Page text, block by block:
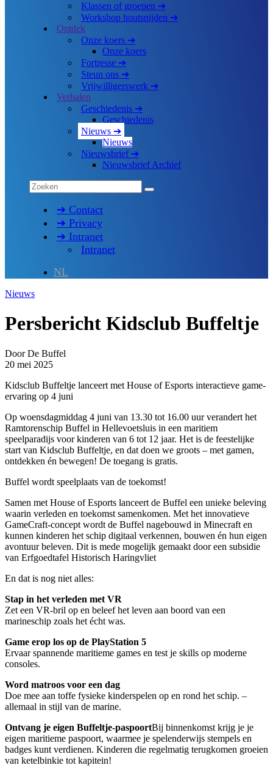
Klassen of groepen ➔
Workshop houtsnijden ➔
Ontdek
Onze koers ➔
Onze koers
Fortresse ➔
Steun ons ➔
Vrijwilligerswerk ➔
Verhalen
Geschiedenis ➔
Geschiedenis
Nieuws ➔
Nieuws
Nieuwsbrief ➔
Nieuwsbrief Archief
➔ Contact
➔ Privacy
➔ Intranet
Intranet
NL
Nieuws
Persbericht Kidsclub Buffeltje
Door De Buffel
20 mei 2025
Kidsclub Buffeltje lanceert met House of Esports interactieve game-
ervaring op 4 juni
Op woensdagmiddag 4 juni van 13.30 tot 16.00 uur verandert het
Ramtorenschip Buffel in Hellevoetsluis in een maritiem
speelparadijs voor kinderen van 6 tot 12 jaar. Het is de feestelijke
start van Kidsclub Buffeltje, en dat doen we groots – met gamen,
ontdekken én bewegen! De toegang is gratis.
Buffel wordt speelplaats van de toekomst!
Samen met House of Esports lanceert de Buffel een unieke beleving
waarin verleden en toekomst samenkomen. Met het innovatieve
GameCraft-concept wordt de Buffel nagebouwd in Minecraft en
kunnen kinderen het schip digitaal verkennen, bouwen én hun eigen
avontuur beleven. Dit is mede mogelijk gemaakt door een subsidie
van Erfgoedtafel Historisch Haringvliet
En dat is nog niet alles:
Stap in het verleden met VR
Zet een VR-bril op en beleef het leven aan boord van een
marineschip zoals het écht was.
Game erop los op de PlayStation 5
Ervaar spannende maritieme games en test je skills op moderne
consoles.
Word matroos voor een dag
Doe mee aan toffe fysieke kinderspelen op en rond het schip. –
allemaal in stijl van de marine.
Ontvang je eigen Buffeltje-paspoortBij binnenkomst krijg je je
eigen maritieme paspoort, waarmee je spelenderwijs stempels en
badges kunt verdienen. Kinderen die regelmatig terugkomen groeien
van ketelbinkie tot kapitein!